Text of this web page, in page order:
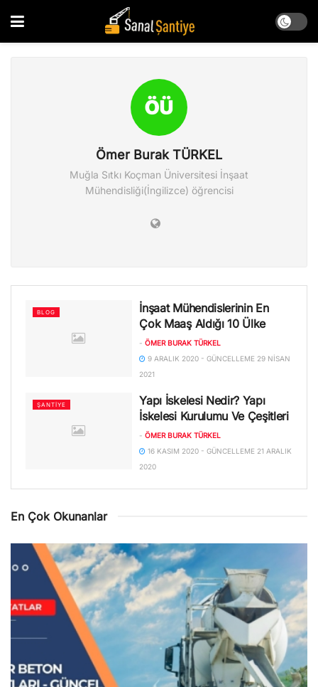
Ömer Burak TÜRKEL
Muğla Sıtkı Koçman Üniversitesi İnşaat
Mühendisliği(İngilizce) öğrencisi
BLOG
İnşaat Mühendislerinin En
Çok Maaş Aldığı 10 Ülke
- ÖMER BURAK TÜRKEL
9 ARALIK 2020 - GÜNCELLEME 29 NISAN
2021
ŞANTIYE
Yapı İskelesi Nedir? Yapı
İskelesi Kurulumu Ve Çeşitleri
- ÖMER BURAK TÜRKEL
16 KASIM 2020 - GÜNCELLEME 21 ARALIK
2020
En Çok Okunanlar